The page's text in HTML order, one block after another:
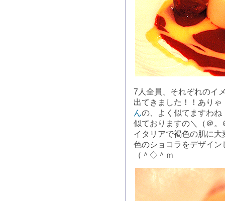
7人全員、それぞれのイ
出てきました！！あり
んの、よく似てますわ
似ておりますの＼（＠
イタリアで褐色の肌に
色のショコラをデザイ
（＾◇＾ｍ